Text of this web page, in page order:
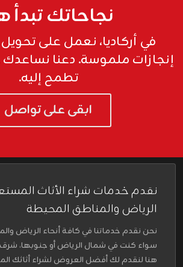
نجاحاتك تبدأ
في أركاديا، نعمل على تحويل
إنجازات ملموسة. دعنا
تطمح إليه.
ابقى على تواصل
نقدم خدمات شراء الأثاث
الرياض والمناطق المحيطة
نحن نقدم خدماتنا في كافة أنحاء الرياض
سواء كنت في شمال الرياض أو جنوبها،
هنا لنقدم لك أفضل العروض لشراء أثاثك